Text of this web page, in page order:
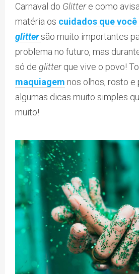
Carnaval do Glittere como
matéria os cuidados que
glittersão muito importantes
problema no futuro, mas
só de glitterque vive o povo!
maquiagem nos olhos, rosto e
algumas dicas muito simples
muito!